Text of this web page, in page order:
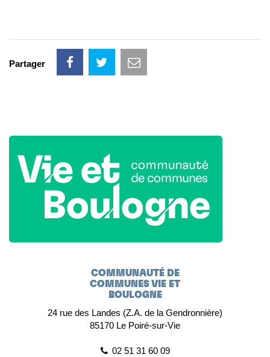
Partager
COMMUNAUTÉ DE
COMMUNES VIE ET
BOULOGNE
24 rue des Landes (Z.A. de la Gendronnière)
85170 Le Poiré-sur-Vie
02 51 31 60 09